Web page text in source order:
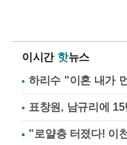
이시간 핫뉴스
하리수 "이혼 내가
표창원, 남규리에